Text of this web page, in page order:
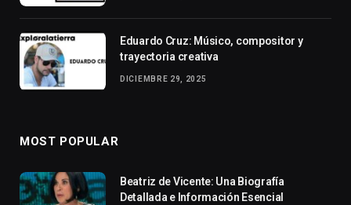
Eduardo Cruz: Músico, compositor y
trayectoria creativa
DICIEMBRE 29, 2025
MOST POPULAR
Beatriz de Vicente: Una Biografía
Detallada e Información Esencial